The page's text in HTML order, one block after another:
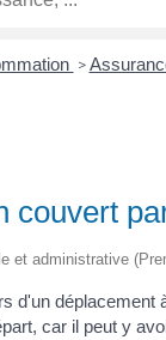
>
couvert
et administrative
d'un
car il peut y